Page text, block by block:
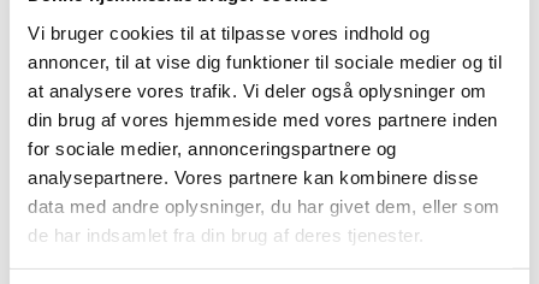
Vi bruger cookies til at tilpasse vores indhold og
annoncer, til at vise dig funktioner til sociale medier og til
at analysere vores trafik. Vi deler også oplysninger om
din brug af vores hjemmeside med vores partnere inden
for sociale medier, annonceringspartnere og
analysepartnere. Vores partnere kan kombinere disse
data med andre oplysninger, du har givet dem, eller som
de har indsamlet fra din brug af deres tjenester.
forvaltningsmedarbejder, forælder, politiker, pædagogisk
personale, skolebestyrelsesmedlem eller skoleleder, finde
anbefalinger til, hvad du kan gøre for at understøtte
bevægelse i skolen. Anbefalingerne er suppleret af videoer,
modeller og arbejdsark, som gør det let at gå i gang med
arbejdet.
–Når vi taler med skoler, forældre eller forvaltninger hører vi
ofte: ”Vi vil gerne skabe en stærkere struktur omkring vores